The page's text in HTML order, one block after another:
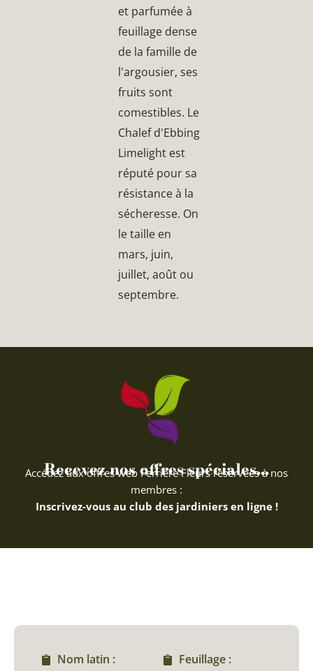
et parfumée à
feuillage dense
de la famille de
l'argousier, ses
fruits sont
comestibles. Le
Chalef d'Ebbing
Limelight est
réputé pour sa
résistance à la
sécheresse. On
le taille en
mars, juin,
juillet, août ou
septembre.
Recevez nos offres spéciales...
Accédez aux offres web Ferriere Fleurs réservées à nos
membres :
Inscrivez-vous au club des jardiniers en ligne !
Nom latin :
Feuillage :